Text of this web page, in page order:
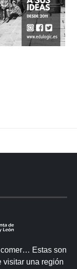
comer… Estas son
visitar una región